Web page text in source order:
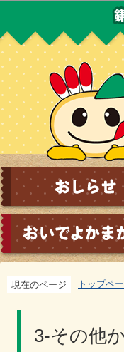
現在のページ トップペ
3‐その他